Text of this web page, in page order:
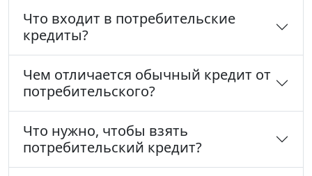
Что входит в потребительские
кредиты?
Чем отличается обычный кредит от
потребительского?
Что нужно, чтобы взять
потребительский кредит?